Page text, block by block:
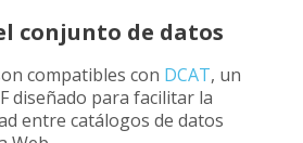
conjunto de datos
compatibles con DCAT, un
diseñado para facilitar la
entre catálogos de datos